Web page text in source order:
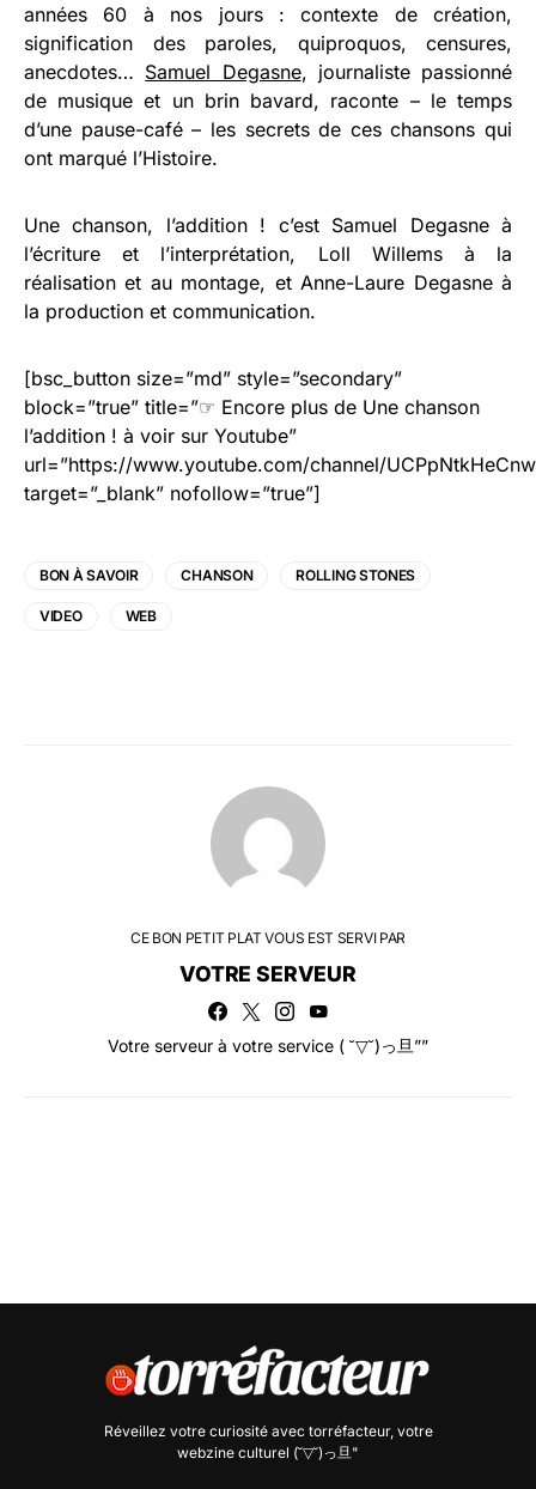
années 60 à nos jours : contexte de création,
signification des paroles, quiproquos, censures,
anecdotes… Samuel Degasne, journaliste passionné
de musique et un brin bavard, raconte – le temps
d’une pause-café – les secrets de ces chansons qui
ont marqué l’Histoire.
Une chanson, l’addition ! c’est Samuel Degasne à
l’écriture et l’interprétation, Loll Willems à la
réalisation et au montage, et Anne-Laure Degasne à
la production et communication.
[bsc_button size=”md” style=”secondary”
block=”true” title=”☞ Encore plus de Une chanson
l’addition ! à voir sur Youtube”
url=”https://www.youtube.com/channel/
target=”_blank” nofollow=”true”]
BON À SAVOIR CHANSON ROLLING STONES
VIDEO WEB
CE BON PETIT PLAT VOUS EST SERVI PAR
VOTRE SERVEUR
Votre serveur à votre service ( ˘▽˘)っ旦””
Réveillez votre curiosité avec torréfacteur, votre
webzine culturel (˘▽˘)っ旦"